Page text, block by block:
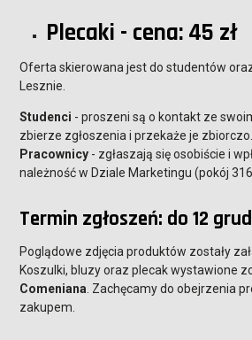
Plecaki - cena: 45 zł
Oferta skierowana jest do studentów
Lesznie.
Studenci - proszeni są o kontakt ze
zbierze zgłoszenia i przekaże je zbiorczo.
Pracownicy - zgłaszają się osobiście i
należność w Dziale Marketingu (pokój
Termin zgłoszeń: do 12
Poglądowe zdjęcia produktów zostały
Koszulki, bluzy oraz plecak wystawione
Comeniana . Zachęcamy do obejrzenia
zakupem.